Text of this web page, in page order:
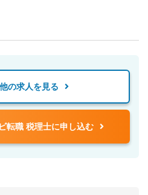
の求人を見る
転職 税理士に申し込む